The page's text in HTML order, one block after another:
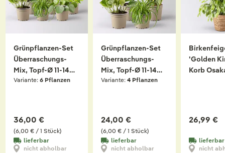
Grünpflanzen-Set
Überraschungs-
Mix, Topf-Ø 11-14
cm, Höhe 15-50 cm,
Variante: 6 Pflanzen
(6,00 € / 1 Stück)
36,00 €
lieferbar
nicht abholbar
Grünpflanzen-Set
Überraschungs-
Mix, Topf-Ø 11-14
cm, Höhe 15-50 cm,
Variante:4 Pflanzen
(6,00 € / 1 Stück)
24,00 €
lieferbar
nicht abholbar
'Golden
Korb
26,99 €
lieferbar
nicht